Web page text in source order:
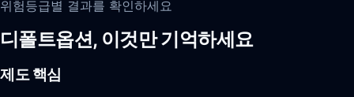
위험등급별 결과를 확인하세요
디폴트옵션, 이것만 기억하세요
제도 핵심